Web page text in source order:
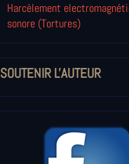
Harcèlement
sonore (Tortures)
SOUTENIR L'AUTEUR